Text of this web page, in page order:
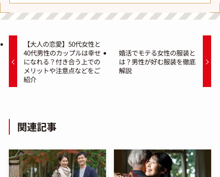
【大人の恋愛】50代女性と
40代男性のカップルは幸せ
になれる？付き合う上での
メリットや注意点などをご
紹介
婚活でモテる女性の服装と
は？男性が好む服装を徹底
解説
関連記事